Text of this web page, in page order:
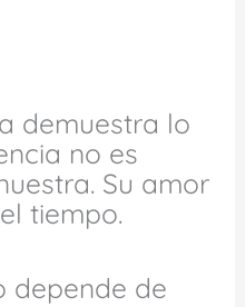
demuestra lo
no es
Su amor
tiempo.
depende de